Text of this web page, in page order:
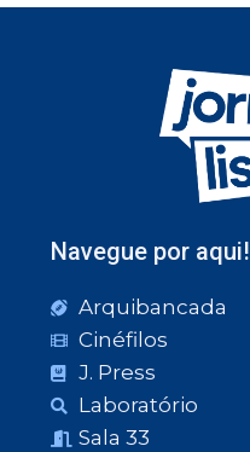
Navegue por aqui!
Arquibancada
Cinéfilos
J. Press
Laboratório
Sala 33